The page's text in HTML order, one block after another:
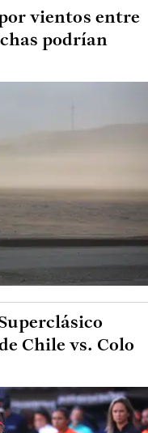
vientos entre
podrían
Chile vs. Colo